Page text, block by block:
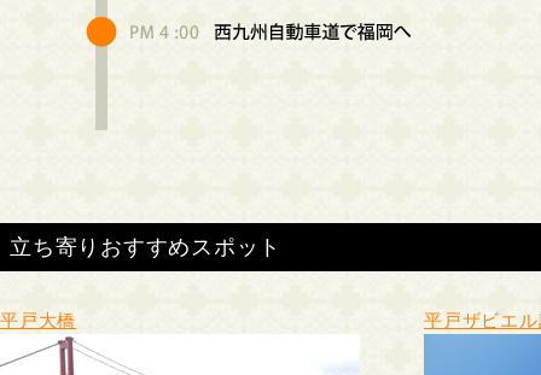
立ち寄りおすすめスポット
平戸大橋 平戸ザビエ